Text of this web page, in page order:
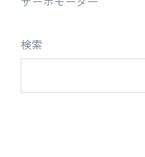
検索